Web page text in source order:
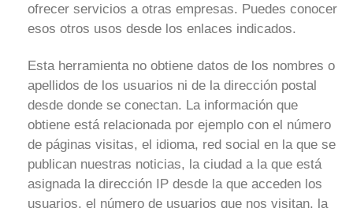
ofrecer servicios a otras empresas. Puedes conocer
esos otros usos desde los enlaces indicados.
Esta herramienta no obtiene datos de los nombres o
apellidos de los usuarios ni de la dirección postal
desde donde se conectan. La información que
obtiene está relacionada por ejemplo con el número
de páginas visitas, el idioma, red social en la que se
publican nuestras noticias, la ciudad a la que está
asignada la dirección IP desde la que acceden los
usuarios, el número de usuarios que nos visitan, la